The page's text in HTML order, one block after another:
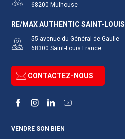
68200 Mulhouse
RE/MAX AUTHENTIC SAINT-LOUIS
55 avenue du Général de Gaulle
68300 Saint-Louis France
CONTACTEZ-NOUS
FacebookInstagramLinkedInYouTube
VENDRE SON BIEN